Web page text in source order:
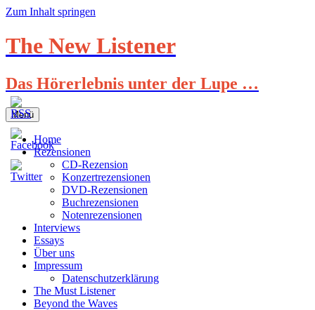
Zum Inhalt springen
The New Listener
Das Hörerlebnis unter der Lupe …
Menü
Home
Rezensionen
CD-Rezension
Konzertrezensionen
DVD-Rezensionen
Buchrezensionen
Notenrezensionen
Interviews
Essays
Über uns
Impressum
Datenschutzerklärung
The Must Listener
Beyond the Waves